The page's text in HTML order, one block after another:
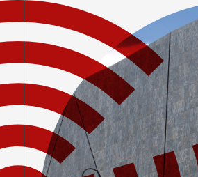
Encuentros
Iberoamericanos de
Museos
Observatorio
Iberoamericano de
Museos
Educación